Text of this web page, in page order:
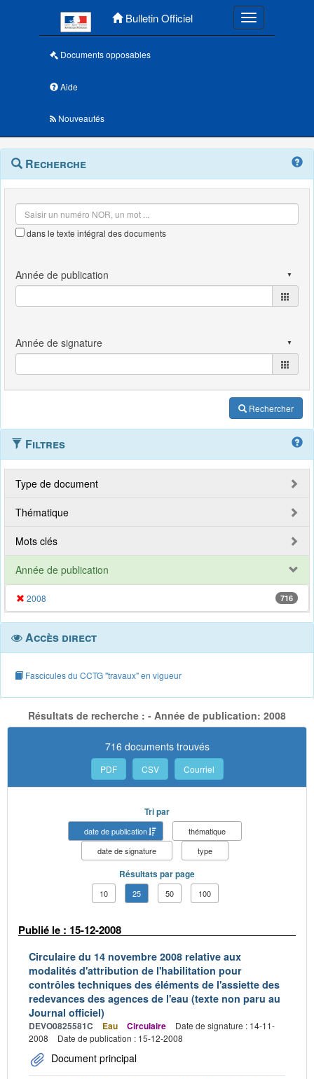
Bulletin Officiel Toggle
Documents opposables
Aide
Nouveautés
Navigation
outils
Menu
contextuel
Recherche
dans le texte intégral des documents
Rechercher
Filtres
Type de document
Thématique
Mots clés
Année de publication
2008 716
Accès direct
Fascicules du CCTG "travaux" en vigueur
Résultats de recherche : - Année de publication: 2008
716 documents trouvés
PDF CSV Courriel
Tri par
date de publication
thématique
date de signature
type
Résultats par page
10 25 50 100
Publié le : 15-12-2008
Circulaire du 14 novembre 2008 relative aux
modalités d'attribution de l'habilitation pour
contrôles techniques des éléments de l'assiette des
redevances des agences de l'eau (texte non paru au
Journal officiel)
DEVO0825581C Eau Circulaire
Date de signature : 14-11-
2008
Date de publication : 15-12-2008
Document principal